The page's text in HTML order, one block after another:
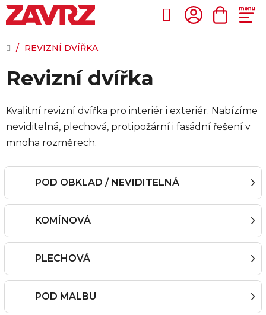
Přejít
na
Hledat
DOMŮ
/ REVIZNÍ DVÍŘKA
Revizní dvířka
Kvalitní revizní dvířka pro interiér i exteriér. Nabízíme
neviditelná, plechová, protipožární i fasádní řešení v
mnoha rozměrech.
POD OBKLAD / NEVIDITELNÁ
KOMÍNOVÁ
PLECHOVÁ
POD MALBU